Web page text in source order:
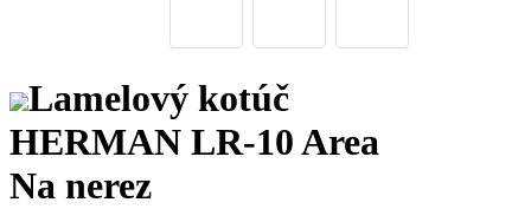
Lamelový kotúč
HERMAN LR-10 Area
Na nerez